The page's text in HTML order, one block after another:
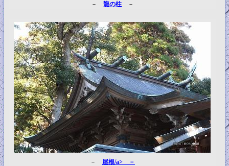
－ 龍の柱－
－ 屋根/a> －